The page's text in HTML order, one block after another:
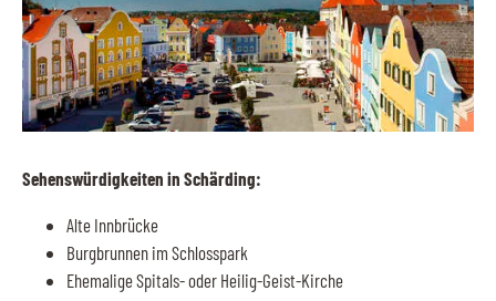
Sehenswürdigkeiten in Schärding:
Alte Innbrücke
Burgbrunnen im Schlosspark
Ehemalige Spitals- oder Heilig-Geist-Kirche